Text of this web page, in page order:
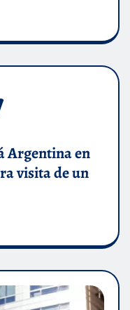
Argentina en
visita de un